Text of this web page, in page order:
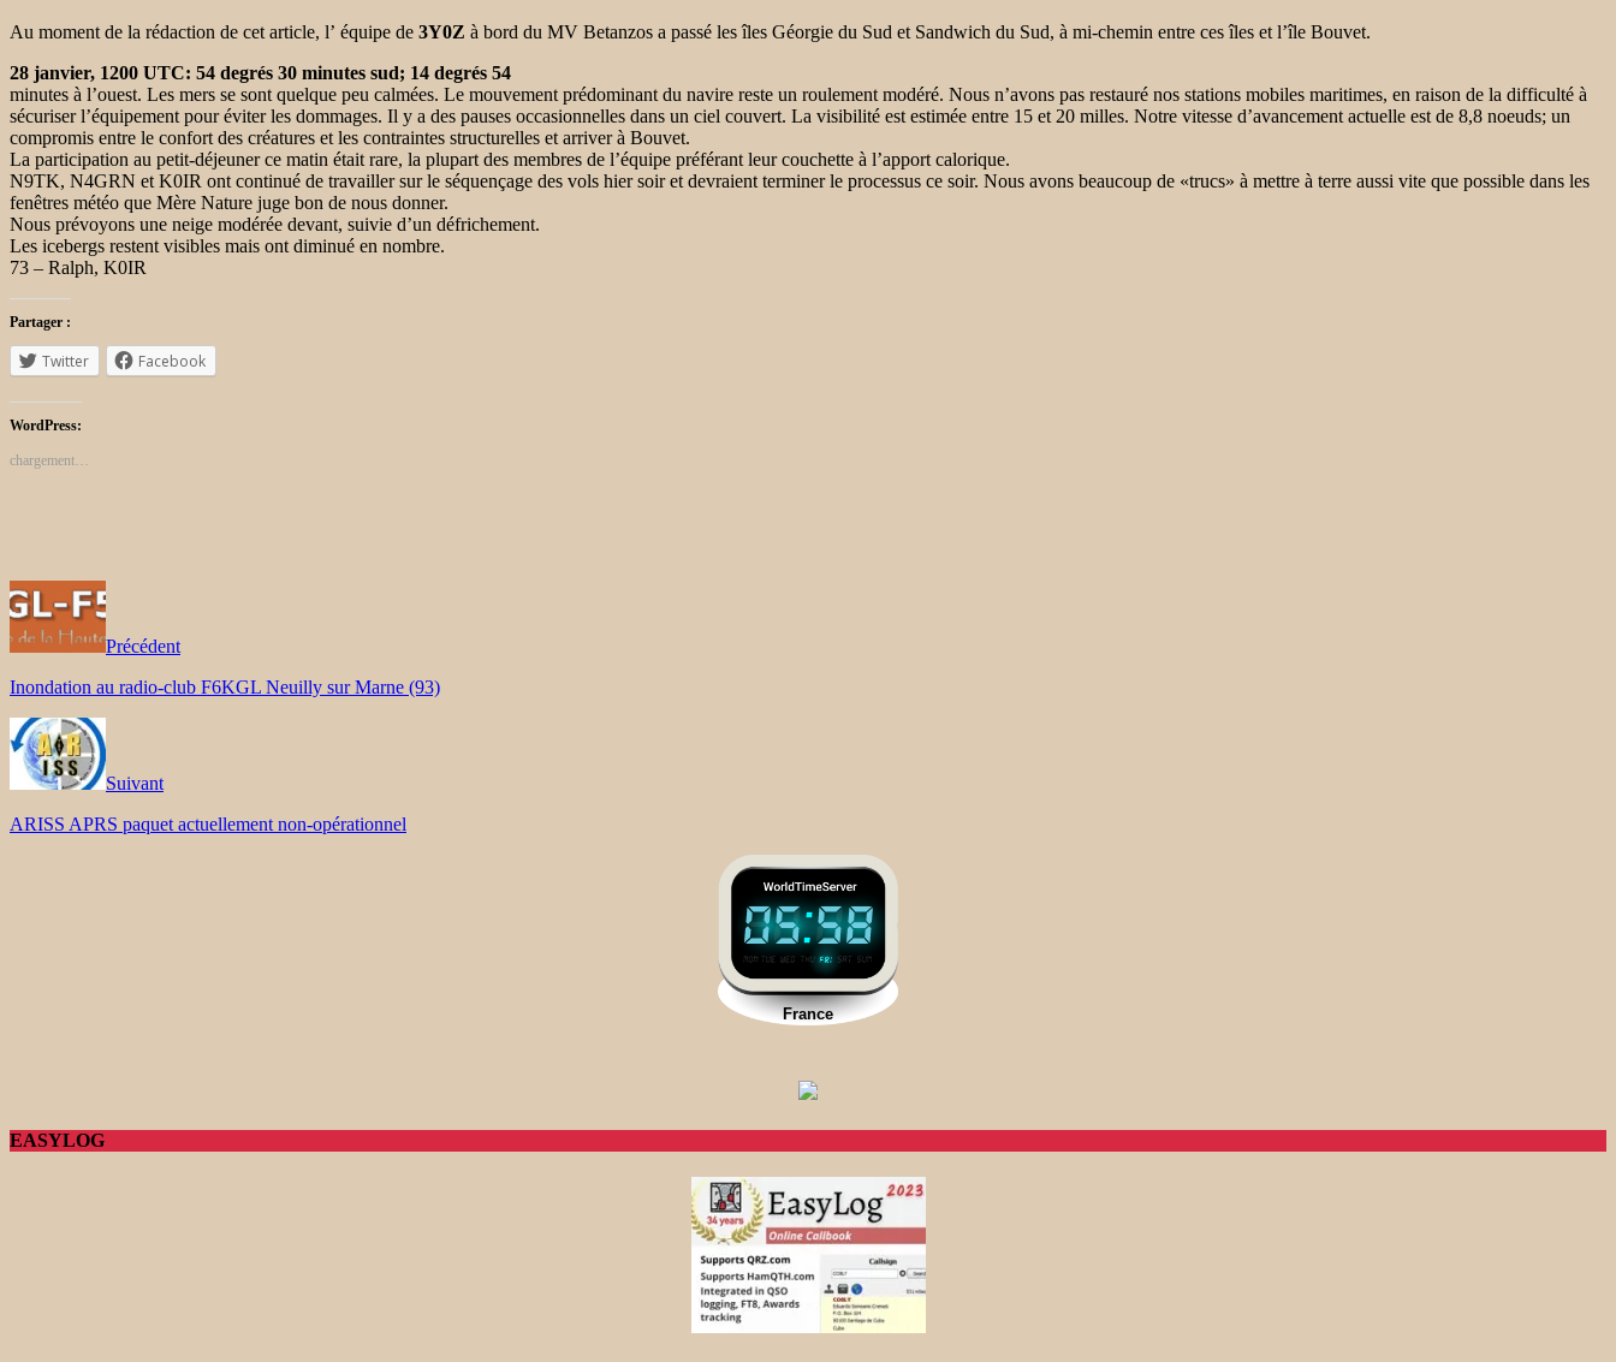
Au moment de la rédaction de cet article, l’ équipe de 3Y0Z à bord du MV Betanzos a passé les îles Géorgie du Sud et Sandwich du Sud, à mi-chemin entre ces îles et l’île Bouvet.
28 janvier, 1200 UTC: 54 degrés 30 minutes sud; 14 degrés 54
minutes à l’ouest. Les mers se sont quelque peu calmées. Le mouvement prédominant du navire reste un roulement modéré. Nous n’avons pas restauré nos stations mobiles maritimes, en raison de la difficulté à
sécuriser l’équipement pour éviter les dommages. Il y a des pauses occasionnelles dans un ciel couvert. La visibilité est estimée entre 15 et 20 milles. Notre vitesse d’avancement actuelle est de 8,8 noeuds; un
compromis entre le confort des créatures et les contraintes structurelles et arriver à Bouvet.
La participation au petit-déjeuner ce matin était rare, la plupart des membres de l’équipe préférant leur couchette à l’apport calorique.
N9TK, N4GRN et K0IR ont continué de travailler sur le séquençage des vols hier soir et devraient terminer le processus ce soir. Nous avons beaucoup de «trucs» à mettre à terre aussi vite que possible dans les
fenêtres météo que Mère Nature juge bon de nous donner.
Nous prévoyons une neige modérée devant, suivie d’un défrichement.
Les icebergs restent visibles mais ont diminué en nombre.
73 – Ralph, K0IR
Partager :
Twitter Facebook
WordPress:
chargement…
Précédent
Inondation au radio-club F6KGL Neuilly sur Marne (93)
Suivant
ARISS APRS paquet actuellement non-opérationnel
EASYLOG